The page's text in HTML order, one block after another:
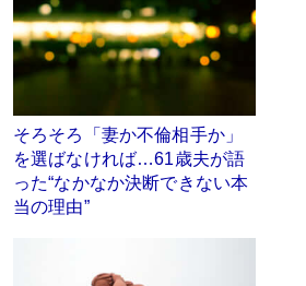
そろそろ「妻か不倫相手か」
を選ばなければ…61歳夫が語
った“なかなか決断できない本
当の理由”